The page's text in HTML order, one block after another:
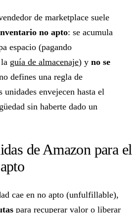
de marketplace suele
no apto: se acumula
espacio (pagando
guía de almacenaje) y no se
defines una regla de
unidades envejecen hasta el
sin haberte dado un
de Amazon para el
cae en no apto (unfulfillable),
para recuperar valor o liberar